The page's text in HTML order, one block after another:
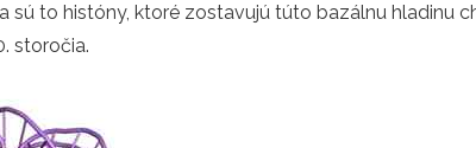
sú to históny, ktoré zostavujú túto bazálnu hladinu
storočia.